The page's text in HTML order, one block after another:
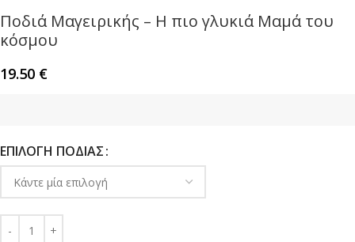
Ποδιά Μαγειρικής – Η πιο γλυκιά Μαμά του
κόσμου
19.50 €
ΕΠΙΛΟΓΉ ΠΟΔΙΆΣ